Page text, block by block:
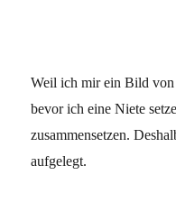
Weil ich mir ein Bild von
bevor ich eine Niete
zusammensetzen.
aufgelegt.